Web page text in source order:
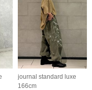
journal standard luxe
166cm